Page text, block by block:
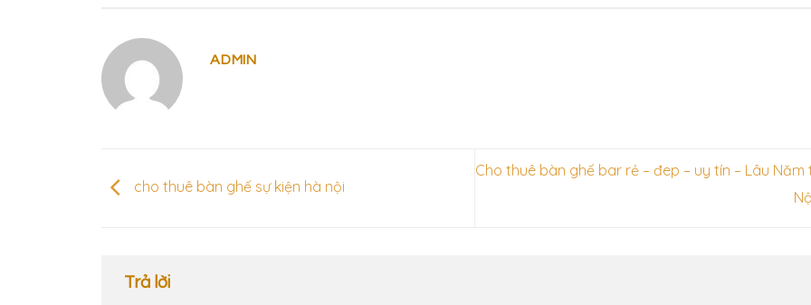
ADMIN
cho thuê bàn ghế sự kiện hà nội
Cho thuê bàn ghế bar rẻ – đep – uy tín – Lâu Năm
Trả lời